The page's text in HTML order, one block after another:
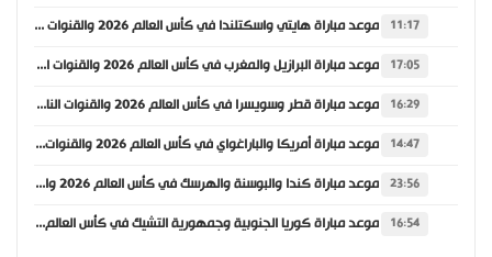
11:17 موعد مباراة هايتي واسكتلندا في كأس العالم 2026 والقنوات الناقلة
17:05 موعد مباراة البرازيل والمغرب في كأس العالم 2026 والقنوات الناقلة
16:29 موعد مباراة قطر وسويسرا في كأس العالم 2026 والقنوات الناقلة
14:47 موعد مباراة أمريكا والباراغواي في كأس العالم 2026 والقنوات الناقلة
23:56 موعد مباراة كندا والبوسنة والهرسك في كأس العالم 2026 والقنوات الناقلة
16:54 موعد مباراة كوريا الجنوبية وجمهورية التشيك في كأس العالم 2026 والقنوات الناقلة